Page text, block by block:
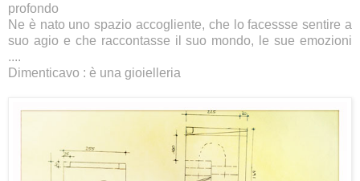
profondo
Ne è nato uno spazio accogliente, che lo facessse sentire a
suo agio e che raccontasse il suo mondo, le sue emozioni
....
Dimenticavo : è una gioielleria